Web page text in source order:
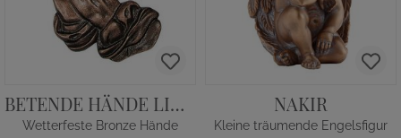
BETENDE HÄNDE LINKS
Wetterfeste Bronze Hände
NAKIR
Kleine träumende Engelsfigur